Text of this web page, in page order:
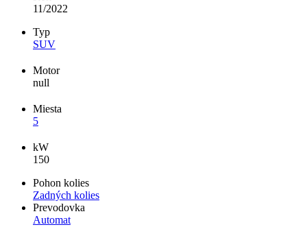
11/2022
Typ
SUV
Motor
null
Miesta
5
kW
150
Pohon kolies
Zadných kolies
Prevodovka
Automat